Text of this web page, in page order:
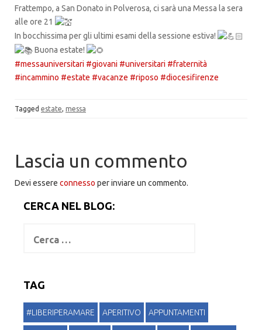
Frattempo, a San Donato in Polverosa, ci sarà una Messa la sera
alle ore 21
In bocchissima per gli ultimi esami della sessione estiva!
Buona estate!
#messauniversitari #giovani #universitari #fraternità
#incammino #estate #vacanze #riposo #diocesifirenze
Tagged estate, messa
Lascia un commento
Devi essere connesso per inviare un commento.
CERCA NEL BLOG:
c
p
e
TAG
#LIBERIPERAMARE APERITIVO APPUNTAMENTI